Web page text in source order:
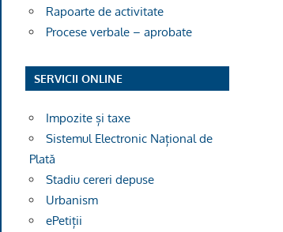
Rapoarte de activitate
Procese verbale – aprobate
SERVICII ONLINE
Impozite și taxe
Sistemul Electronic Național de
Plată
Stadiu cereri depuse
Urbanism
ePetiții